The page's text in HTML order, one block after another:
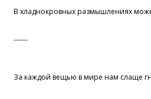
В хладнокровных размышлениях
------
За каждой вещью в мире нам слаще